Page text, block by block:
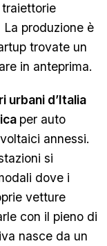
traiettorie
produzione è
trovate un
in anteprima.
urbani d’Italia
per auto
annessi.
si
dove i
vetture
con il pieno di
nasce da un